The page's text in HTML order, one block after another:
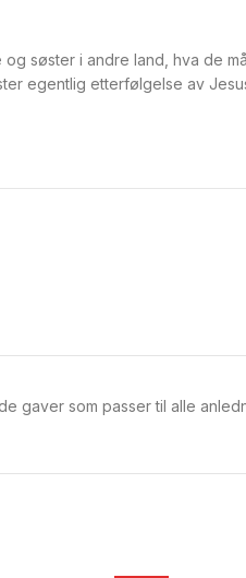
søster i andre land, hva de
egentlig etterfølgelse av
gaver som passer til alle